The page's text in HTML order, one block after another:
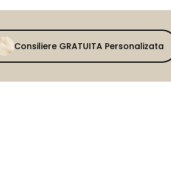
Consiliere GRATUITA Personalizata